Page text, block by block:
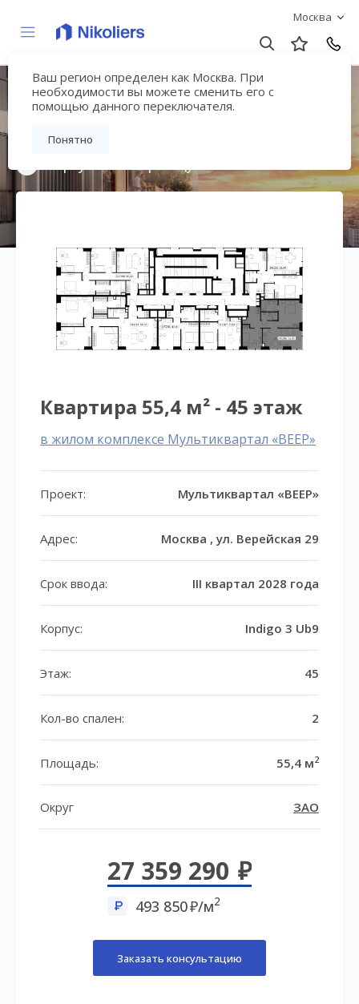
Москва
Ваш регион определен как Москва. При
необходимости вы можете сменить его с
помощью данного переключателя.
Понятно
Мультиквартал
«ВЕЕР»
Квартира 55,4 м² - 45 этаж
в жилом комплексе Мультиквартал «ВЕЕР»
Проект: Мультиквартал «ВЕЕР»
Адрес: Москва , ул. Верейская 29
Срок ввода: III квартал 2028 года
Корпус: Indigo 3 Ub9
Этаж: 45
Кол-во спален: 2
Площадь: 55,4 м2
Округ ЗАО
27 359 290
493 850 /м2
Заказать консультацию